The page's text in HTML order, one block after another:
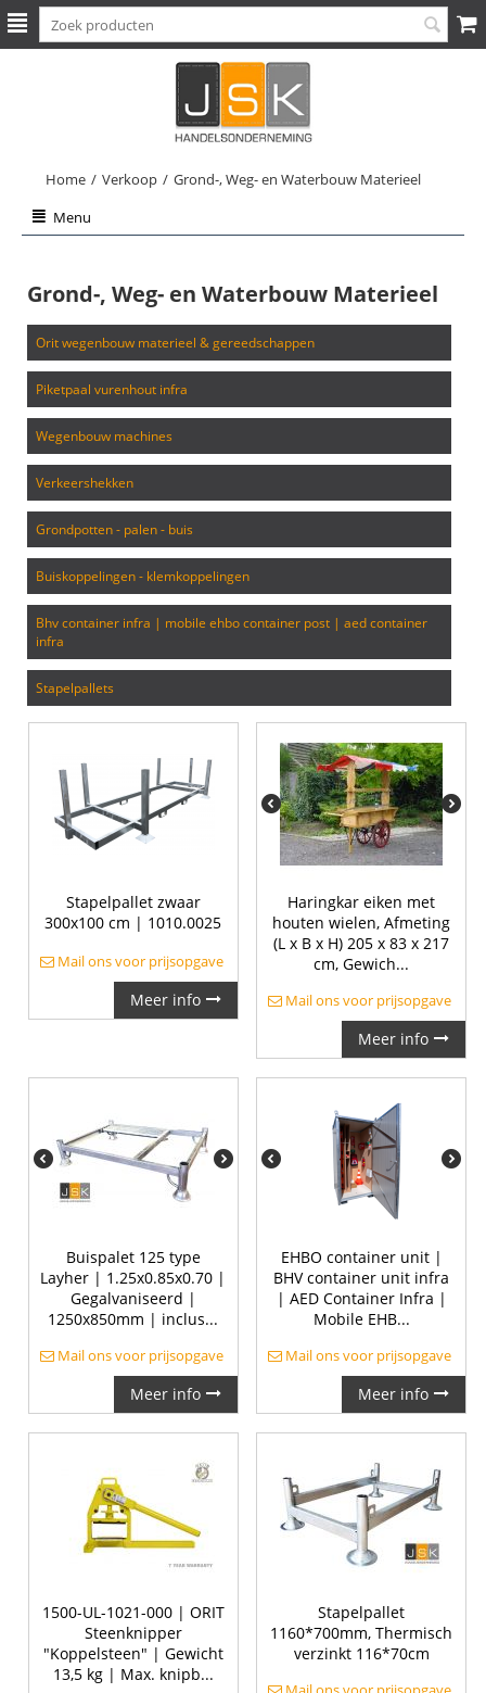
Home / Verkoop / Grond-, Weg- en Waterbouw Materieel
Menu
Grond-, Weg- en Waterbouw Materieel
orit wegenbouw materieel & gereedschappen
piketpaal vurenhout infra
wegenbouw machines
verkeershekken
grondpotten - palen - buis
buiskoppelingen - klemkoppelingen
bhv container infra | mobile ehbo container post | aed container
infra
stapelpallets
Stapelpallet zwaar
300x100 cm | 1010.0025
Mail ons voor prijsopgave
Meer info
Haringkar eiken met
houten wielen, Afmeting
(L x B x H) 205 x 83 x 217
cm, Gewich...
Mail ons voor prijsopgave
Meer info
Buispalet 125 type
Layher | 1.25x0.85x0.70 |
Gegalvaniseerd |
1250x850mm | inclus...
Mail ons voor prijsopgave
Meer info
EHBO container unit |
BHV container unit infra
| AED Container Infra |
Mobile EHB...
Mail ons voor prijsopgave
Meer info
1500-UL-1021-000 | ORIT
Steenknipper
"Koppelsteen" | Gewicht
13,5 kg | Max. knipb...
Stapelpallet
1160*700mm, Thermisch
verzinkt 116*70cm